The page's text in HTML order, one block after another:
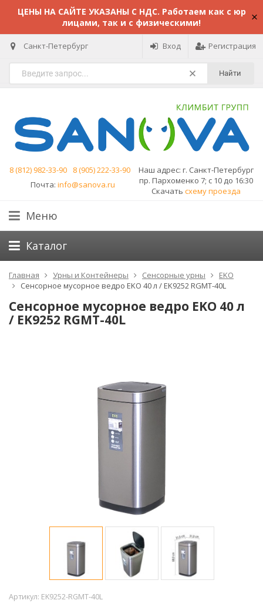
ЦЕНЫ НА САЙТЕ УКАЗАНЫ С НДС. Работаем как с юр
лицами, так и с физическими!
Санкт-Петербург Вход Регистрация
Найти
8 (812) 982-33-90
8 (905) 222-33-90
Почта: info@sanova.ru
Наш адрес: г. Санкт-Петербург
пр. Пархоменко 7; с 10 до 16:30
Скачать схему проезда
Меню
Каталог
Главная Урны и Контейнеры Сенсорные урны
EKO
Сенсорное мусорное ведро EKO 40 л / EK9252 RGMT-40L
Сенсорное мусорное ведро EKO 40 л
/ EK9252 RGMT-40L
Артикул: EK9252-RGMT-40L